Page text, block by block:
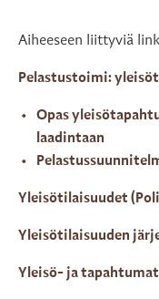
Aiheeseen liittyviä
Pelastustoimi:
Opas
laadintaan
Yleisötilaisuudet
Yleisötilaisuuden
Yleisö- ja